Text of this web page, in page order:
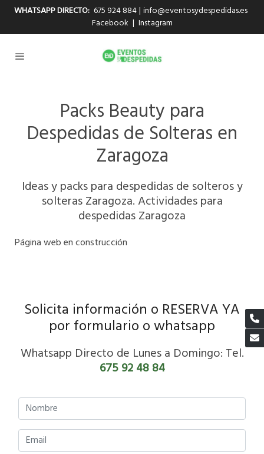
WHATSAPP DIRECTO: 675 924 884| info@eventosydespedidas.es
Facebook | Instagram
Packs Beauty para
Despedidas de Solteras en
Zaragoza
Ideas y packs para despedidas de solteros y
solteras Zaragoza. Actividades para
despedidas Zaragoza
Página web en construcción
Solicita información o RESERVA YA
por formulario o whatsapp
Whatsapp Directo de Lunes a Domingo: Tel.
675 92 48 84